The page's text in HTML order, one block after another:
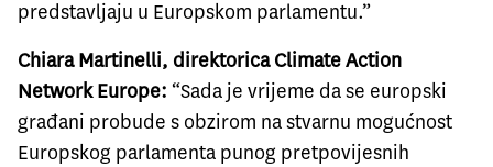
predstavljaju u Europskom parlamentu.”
Chiara Martinelli, direktorica Climate Action
Network Europe: “Sada je vrijeme da se europski
građani probude s obzirom na stvarnu mogućnost
Europskog parlamenta punog pretpovijesnih